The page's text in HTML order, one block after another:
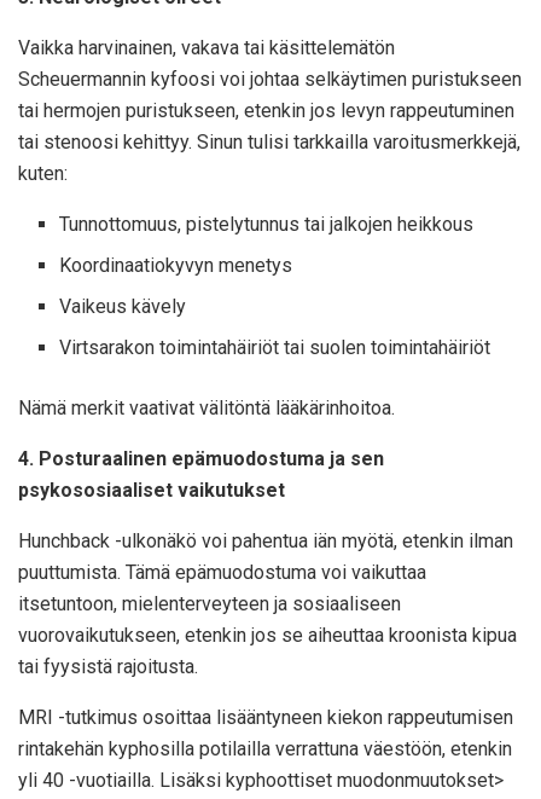
Vaikka harvinainen, vakava tai käsittelemätön
Scheuermannin kyfoosi voi johtaa selkäytimen puristukseen
tai hermojen puristukseen, etenkin jos levyn rappeutuminen
tai stenoosi kehittyy. Sinun tulisi tarkkailla varoitusmerkkejä,
kuten:
Tunnottomuus, pistelytunnus tai jalkojen heikkous
Koordinaatiokyvyn menetys
Vaikeus kävely
Virtsarakon toimintahäiriöt tai suolen toimintahäiriöt
Nämä merkit vaativat välitöntä lääkärinhoitoa.
4. Posturaalinen epämuodostuma ja sen
psykososiaaliset vaikutukset
Hunchback -ulkonäkö voi pahentua iän myötä, etenkin ilman
puuttumista. Tämä epämuodostuma voi vaikuttaa
itsetuntoon, mielenterveyteen ja sosiaaliseen
vuorovaikutukseen, etenkin jos se aiheuttaa kroonista kipua
tai fyysistä rajoitusta.
MRI -tutkimus osoittaa lisääntyneen kiekon rappeutumisen
rintakehän kyphosilla potilailla verrattuna väestöön, etenkin
yli 40 -vuotiailla. Lisäksi kyphoottiset muodonmuutokset>